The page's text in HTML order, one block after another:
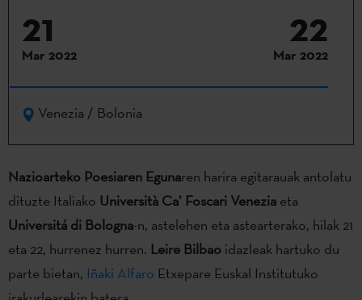
21
Mar 2022
22
Mar 2022
Venezia / Bolonia
Nazioarteko Poesiaren Egunaren harira egitarauak antolatu
dituzte Italiako Università Ca’ Foscari Venezia eta
Universitá di Bologna-n, astelehen eta astearterako, hilak 21
eta 22, hurrenez hurren. Leire Bilbao idazleak hartuko du
parte bietan, Iñaki Alfaro Etxepare Euskal Institutuko